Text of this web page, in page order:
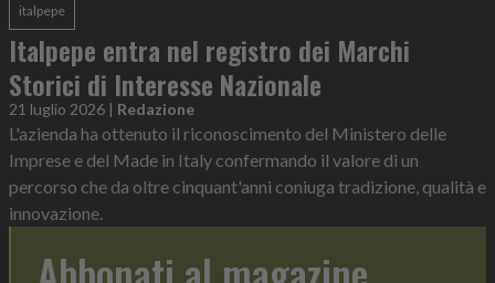
italpepe
Italpepe entra nel registro dei Marchi
Storici di Interesse Nazionale
21 luglio 2026 | Redazione
L'azienda ha ottenuto il riconoscimento del Ministero delle
Imprese e del Made in Italy confermando il valore di un
percorso che da oltre cinquant'anni coniuga tradizione, qualità e
innovazione.